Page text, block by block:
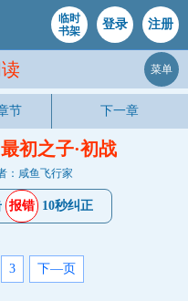
临时
书架
登录 注册
菜单
节 下一章
初之子·初战
：咸鱼飞行家
报错 10秒纠正
3 下—页